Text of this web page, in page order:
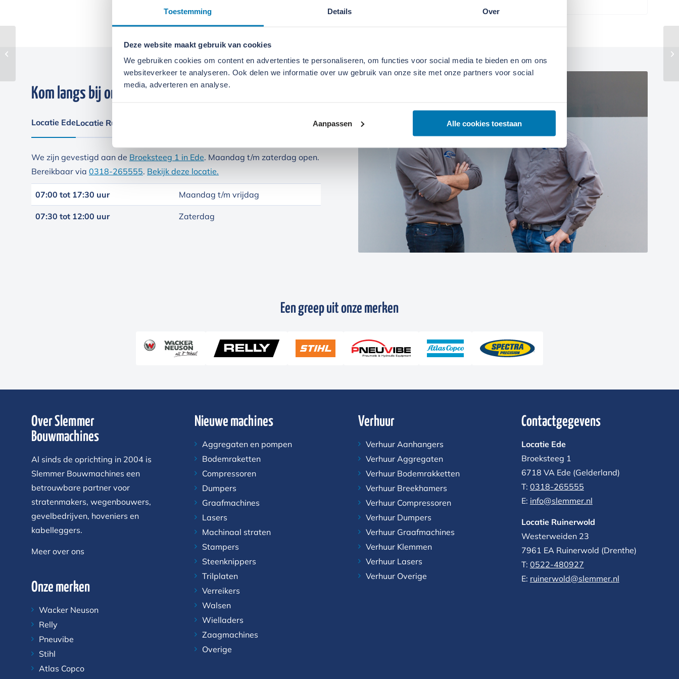
Toestemming Details Over
Deze website maakt gebruik van cookies
We gebruiken cookies om content en advertenties te personaliseren, om functies voor social media te bieden en om ons
websiteverkeer te analyseren. Ook delen we informatie over uw gebruik van onze site met onze partners voor social
media, adverteren en analyse.
Aanpassen Alle cookies toestaan
Kom langs bij onze locaties
Locatie EdeLocatie Ruinerwold
We zijn gevestigd aan de Broeksteeg 1 in Ede. Maandag t/m zaterdag open.
Bereikbaar via 0318-265555. Bekijk deze locatie.
07:00 tot 17:30 uur Maandag t/m vrijdag
07:30 tot 12:00 uur Zaterdag
Een greep uit onze merken
Over Slemmer
Bouwmachines
Al sinds de oprichting in 2004 is
Slemmer Bouwmachines een
betrouwbare partner voor
stratenmakers, wegenbouwers,
gevelbedrijven, hoveniers en
kabelleggers.
Meer over ons
Onze merken
Wacker Neuson
Relly
Pneuvibe
Stihl
Atlas Copco
Nieuwe machines
Aggregaten en pompen
Bodemraketten
Compressoren
Dumpers
Graafmachines
Lasers
Machinaal straten
Stampers
Steenknippers
Trilplaten
Verreikers
Walsen
Wielladers
Zaagmachines
Overige
Verhuur
Verhuur Aanhangers
Verhuur Aggregaten
Verhuur Bodemrakketten
Verhuur Breekhamers
Verhuur Compressoren
Verhuur Dumpers
Verhuur Graafmachines
Verhuur Klemmen
Verhuur Lasers
Verhuur Overige
Contactgegevens
Locatie Ede
Broeksteeg 1
6718 VA Ede (Gelderland)
T: 0318-265555
E: info@slemmer.nl
Locatie Ruinerwold
Westerweiden 23
7961 EA Ruinerwold (Drenthe)
T: 0522-480927‬
E: ruinerwold@slemmer.nl